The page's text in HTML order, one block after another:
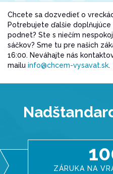
Chcete sa dozvedieť o
Potrebujete ďalšie
podnet? Ste s niečím
sáčkov? Sme tu pre našich
16:00. Neváhajte nás
mailu info@chcem-vysavat.sk.
ZÁRUKA NA